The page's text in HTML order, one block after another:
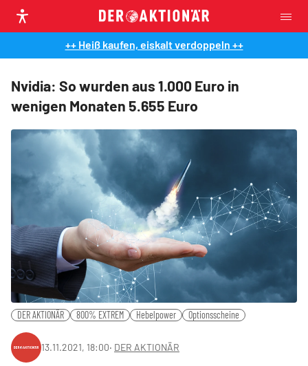
++ Heiß kaufen, eiskalt verdoppeln ++
Nvidia: So wurden aus 1.000 Euro in
wenigen Monaten 5.655 Euro
DER AKTIONÄR 800% EXTREM Hebelpower Optionsscheine
13.11.2021, 18:00‧ DER AKTIONÄR